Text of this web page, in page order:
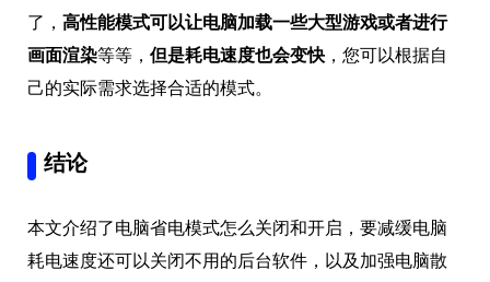
了， 高性能模式可以让电脑加载一些大型游戏或者进行
画面渲染等等， 但是耗电速度也会变快 ，您可以根据自
己的实际需求选择合适的模式。
结论
本文介绍了电脑省电模式怎么关闭和开启，要减缓电脑
耗电速度还可以关闭不用的后台软件，以及加强电脑散